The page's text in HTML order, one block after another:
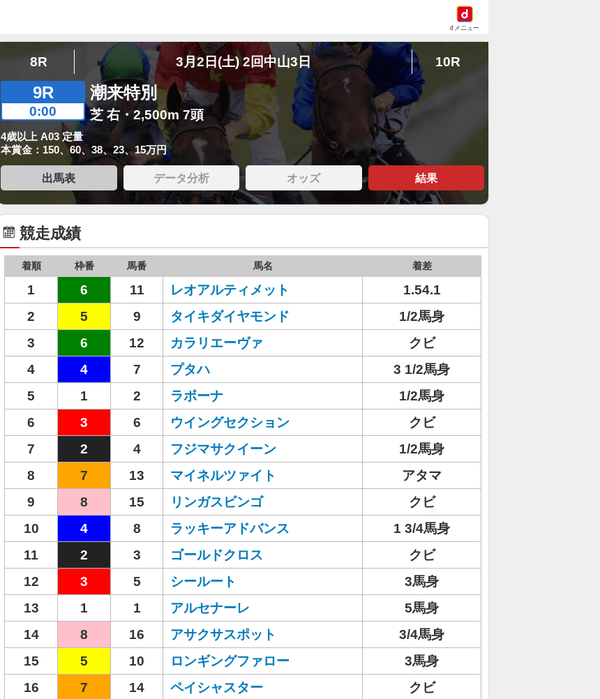
dメニュー
8R 3月2日(土) 2回中山3日 10R
9R
0:00
潮来特別
芝 右・2,500m 7頭
4歳以上 A03 定量
本賞金：150、60、38、23、15万円
出馬表 データ分析 オッズ 結果
競走成績
着順 枠番 馬番 馬名 着差
1 6 11 レオアルティメット
1.54.1
2
5 9 タイキダイヤモンド
1/2馬身
3
6 12 カラリエーヴァ
クビ
4
4 7 プタハ
3 1/2馬身
5
1 2 ラボーナ
1/2馬身
6
3 6 ウイングセクション
クビ
7
2 4 フジマサクイーン
1/2馬身
8
7 13 マイネルツァイト
アタマ
9
8 15 リンガスビンゴ
クビ
10
4 8 ラッキーアドバンス
1 3/4馬身
11
2 3 ゴールドクロス
クビ
12
3 5 シールート
3馬身
13
1 1 アルセナーレ
5馬身
14
8 16 アサクサスポット
3/4馬身
15
5 10 ロンギングファロー
3馬身
16
7 14 ペイシャスター クビ